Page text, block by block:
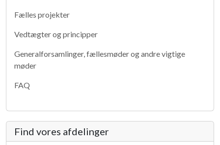
Fælles projekter
Vedtægter og principper
Generalforsamlinger, fællesmøder og andre vigtige
møder
FAQ
Find vores afdelinger